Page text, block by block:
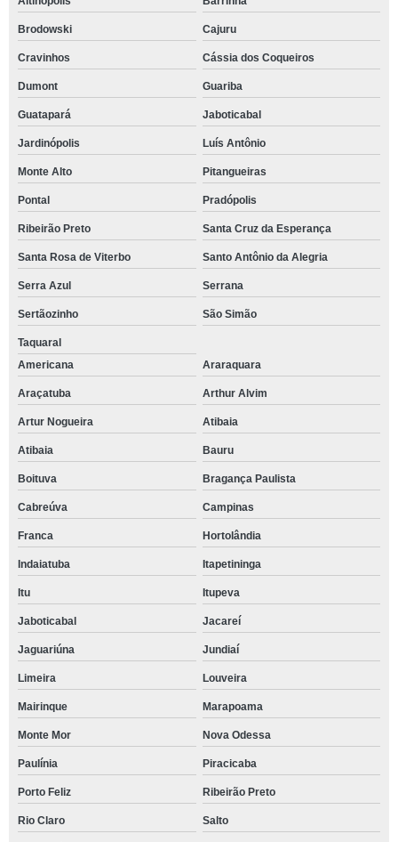
Brodowski Cajuru
Cravinhos Cássia dos Coqueiros
Dumont Guariba
Guatapará Jaboticabal
Jardinópolis Luís Antônio
Monte Alto Pitangueiras
Pontal Pradópolis
Ribeirão Preto Santa Cruz da Esperança
Santa Rosa de Viterbo Santo Antônio da Alegria
Serra Azul Serrana
Sertãozinho São Simão
Taquaral
Americana
Araraquara
Araçatuba Arthur Alvim
Artur Nogueira Atibaia
Atibaia Bauru
Boituva Bragança Paulista
Cabreúva Campinas
Franca Hortolândia
Indaiatuba Itapetininga
Itu Itupeva
Jaboticabal Jacareí
Jaguariúna Jundiaí
Limeira Louveira
Mairinque Marapoama
Monte Mor Nova Odessa
Paulínia Piracicaba
Porto Feliz Ribeirão Preto
Rio Claro Salto